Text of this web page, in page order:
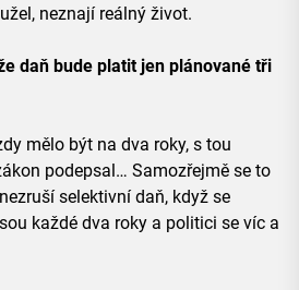
neznají reálný život.
daň bude platit jen plánované tři
mělo být na dva roky, s tou
podepsal… Samozřejmě se to
selektivní daň, když se
každé dva roky a politici se víc a